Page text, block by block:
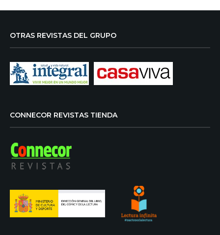
OTRAS REVISTAS DEL GRUPO
CONNECOR REVISTAS TIENDA